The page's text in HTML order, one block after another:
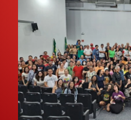
DOCUMENTOS
GALERIA